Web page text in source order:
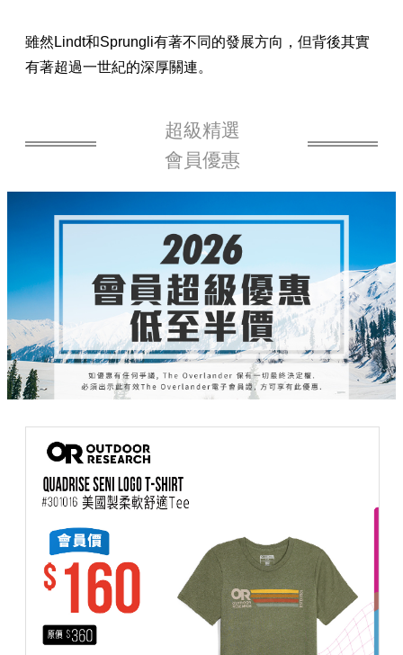
雖然Lindt和Sprungli有著不同的發展方向，但背後其實
有著超過一世紀的深厚關連。
超級精選
會員優惠